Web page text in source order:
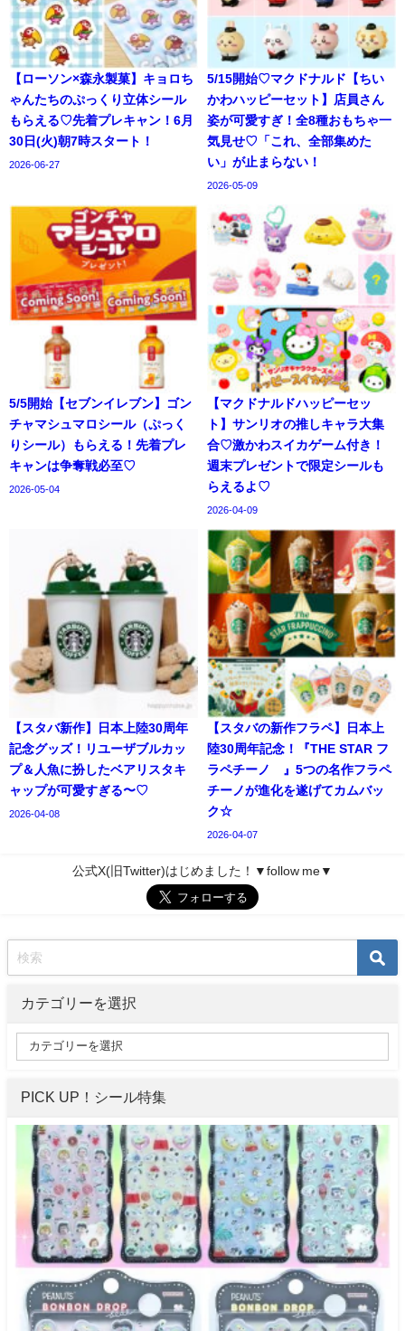
【ローソン×森永製菓】キョロち
ゃんたちのぷっくり立体シール
もらえる♡先着プレキャン！6月
30日(火)朝7時スタート！
2026-06-27
5/15開始♡マクドナルド【ちい
かわハッピーセット】店員さん
姿が可愛すぎ！全8種おもちゃ一
気見せ♡「これ、全部集めた
い」が止まらない！
2026-05-09
5/5開始【セブンイレブン】ゴン
チャマシュマロシール（ぷっく
りシール）もらえる！先着プレ
キャンは争奪戦必至♡
2026-05-04
【マクドナルドハッピーセッ
ト】サンリオの推しキャラ大集
合♡激かわスイカゲーム付き！
週末プレゼントで限定シールも
らえるよ♡
2026-04-09
【スタバ新作】日本上陸30周年
記念グッズ！リユーザブルカッ
プ＆人魚に扮したベアリスタキ
ャップが可愛すぎる〜♡
2026-04-08
【スタバの新作フラペ】日本上
陸30周年記念！『THE STAR フ
ラペチーノ®』5つの名作フラペ
チーノが進化を遂げてカムバッ
ク☆
2026-04-07
公式X(旧Twitter)はじめました！▼follow me▼
カテゴリーを選択
PICK UP！シール特集